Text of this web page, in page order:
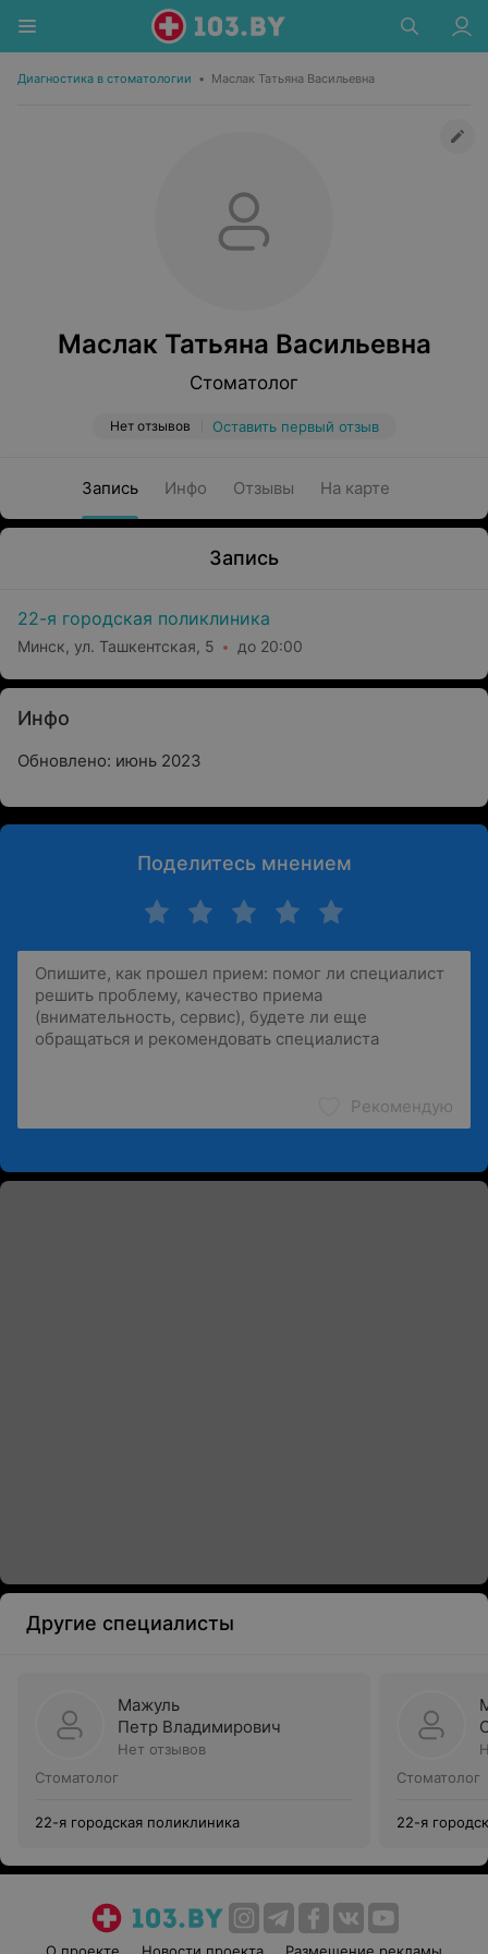
Диагностика в стоматологии • Маслак Татьяна Васильевна
Маслак Татьяна Васильевна
Стоматолог
Нет отзывов Оставить первый отзыв
Запись Инфо Отзывы На карте
Запись
22-я городская поликлиника
Минск, ул. Ташкентская, 5 до 20:00
Инфо
Обновлено: июнь 2023
Поделитесь мнением
Рекомендую
Другие специалисты
Мажуль
Петр Владимирович
Нет отзывов
Стоматолог
22-я городская поликлиника
Стоматолог
22-я